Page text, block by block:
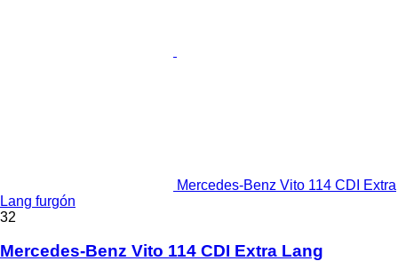
Mercedes-Benz Vito 114 CDI Extra
Lang furgón
32
Mercedes-Benz Vito 114 CDI Extra Lang